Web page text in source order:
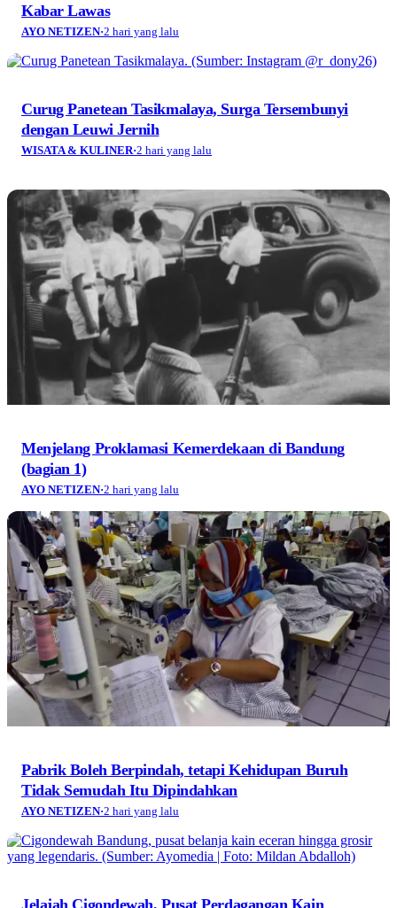
Kabar Lawas
AYO NETIZEN·2 hari yang lalu
Curug Panetean Tasikmalaya, Surga Tersembunyi
dengan Leuwi Jernih
WISATA & KULINER·2 hari yang lalu
Menjelang Proklamasi Kemerdekaan di Bandung
(bagian 1)
AYO NETIZEN·2 hari yang lalu
Pabrik Boleh Berpindah, tetapi Kehidupan Buruh
Tidak Semudah Itu Dipindahkan
AYO NETIZEN·2 hari yang lalu
Jelajah Cigondewah, Pusat Perdagangan Kain